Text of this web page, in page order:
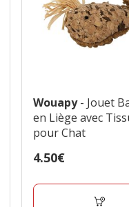
Wouapy- Jouet
en Liège avec
pour Chat
Prix
4.50€